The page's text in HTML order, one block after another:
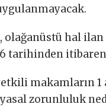
olağanüstü hal ilan
tarihinden
makamların 1
zorunluluk